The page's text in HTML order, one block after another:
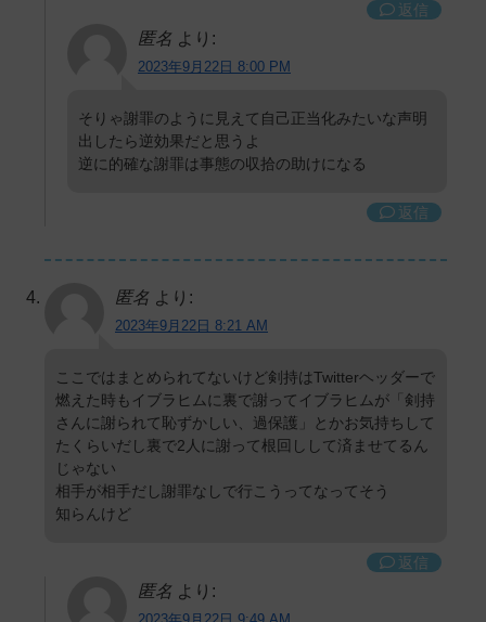
返信
匿名 より:
2023年9月22日 8:00 PM
そりゃ謝罪のように見えて自己正当化みたいな声明
出したら逆効果だと思うよ
逆に的確な謝罪は事態の収拾の助けになる
返信
匿名 より:
2023年9月22日 8:21 AM
ここではまとめられてないけど剣持はTwitterヘッダーで
燃えた時もイブラヒムに裏で謝ってイブラヒムが「剣持
さんに謝られて恥ずかしい、過保護」とかお気持ちして
たくらいだし裏で2人に謝って根回しして済ませてるん
じゃない
相手が相手だし謝罪なしで行こうってなってそう
知らんけど
返信
匿名 より: